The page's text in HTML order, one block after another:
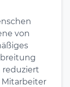
von